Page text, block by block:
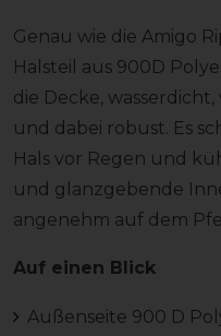
Genau wie die Amigo
Halsteil aus 900D
die Decke,
und dabei robust. Es
Hals vor Regen und
und glanzgebende
angenehm auf dem
Auf einen Blick
Außenseite 900 D